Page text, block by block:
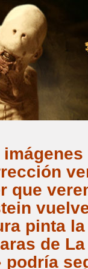
que
pinta
de
podría